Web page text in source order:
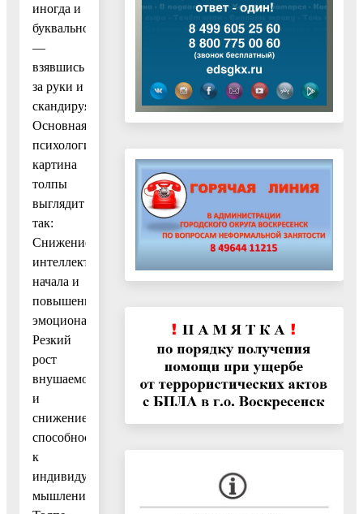
иногда и
буквально
—
взявшись
за руки и
скандируя.
Основная
психологическая
картина
толпы
выглядит
так:
Снижение
интеллектуального
начала и
повышение
эмоционального.
Резкий
рост
внушаемости
и
снижение
способности
к
индивидуальному
мышлению.